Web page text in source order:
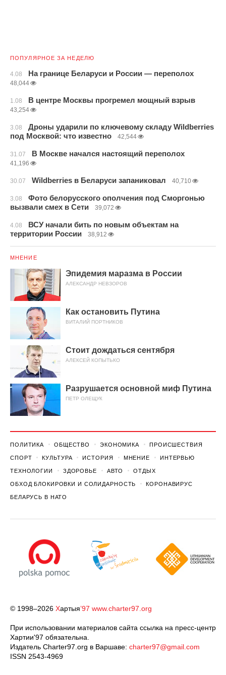
ПОПУЛЯРНОЕ ЗА НЕДЕЛЮ
4.08 На границе Беларуси и России — переполох
48,044
1.08 В центре Москвы прогремел мощный взрыв
43,254
3.08
Дроны ударили по ключевому складу Wildberries
под Москвой: что известно
42,544
31.07 В Москве начался настоящий переполох
41,196
30.07 Wildberries в Беларуси запаниковал 40,710
3.08
Фото белорусского ополчения под Сморгонью
вызвали смех в Сети
39,072
4.08
ВСУ начали бить по новым объектам на
территории России
38,912
МНЕНИЕ
Эпидемия маразма в России
АЛЕКСАНДР НЕВЗОРОВ
Как остановить Путина
ВИТАЛИЙ ПОРТНИКОВ
Стоит дождаться сентября
АЛЕКСЕЙ КОПЫТЬКО
Разрушается основной миф Путина
ПЕТР ОЛЕЩУК
ПОЛИТИКА ОБЩЕСТВО ЭКОНОМИКА ПРОИСШЕСТВИЯ
СПОРТ КУЛЬТУРА ИСТОРИЯ МНЕНИЕ ИНТЕРВЬЮ
ТЕХНОЛОГИИ ЗДОРОВЬЕ АВТО ОТДЫХ
ОБХОД БЛОКИРОВКИ И СОЛИДАРНОСТЬ КОРОНАВИРУС
БЕЛАРУСЬ В НАТО
© 1998–2026 Хартыя’97 www.charter97.org
При использовании материалов сайта ссылка на пресс-центр
Хартии'97 обязательна.
Издатель Charter97.org в Варшаве: charter97@gmail.com
ISSN 2543-4969